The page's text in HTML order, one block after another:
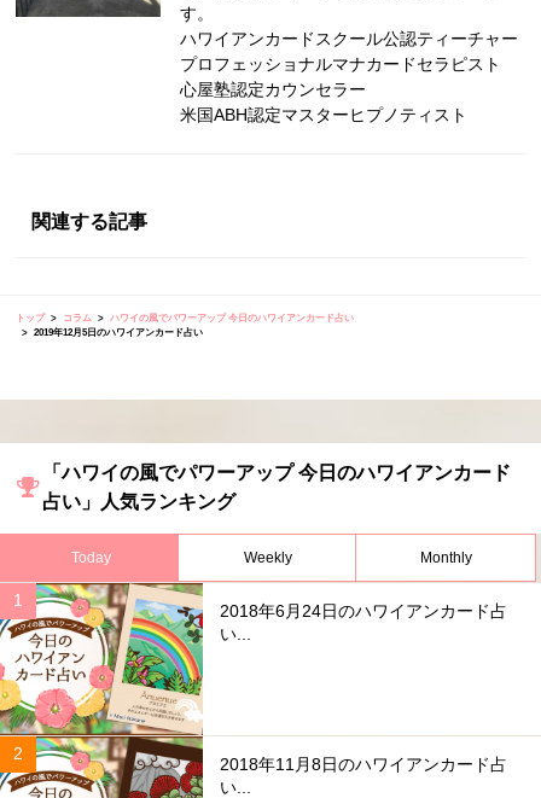
す。
ハワイアンカードスクール公認ティーチャー
プロフェッショナルマナカードセラピスト
心屋塾認定カウンセラー
米国ABH認定マスターヒプノティスト
関連する記事
トップ コラム
ハワイの風でパワーアップ 今日のハワイアンカード占い
2019年12月5日のハワイアンカード占い
「ハワイの風でパワーアップ 今日のハワイアンカード
占い」人気ランキング
Today Weekly Monthly
2018年6月24日のハワイアンカード占
い...
2018年11月8日のハワイアンカード占
い...